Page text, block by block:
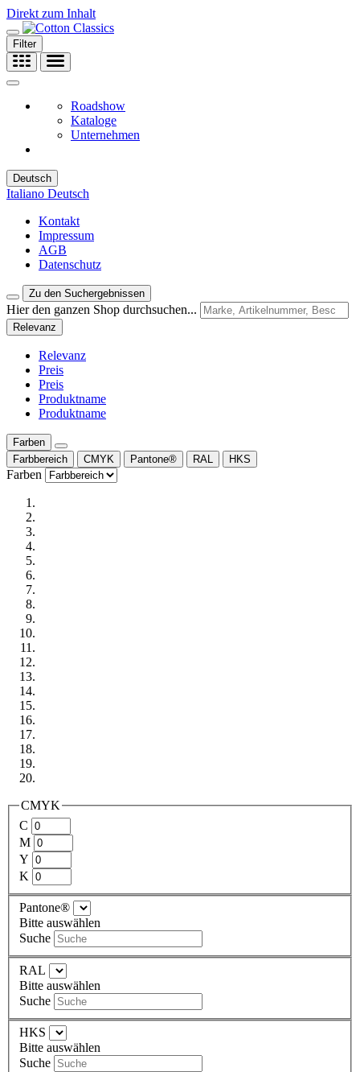
Direkt zum Inhalt
Filter
Roadshow
Kataloge
Unternehmen
Deutsch
Italiano Deutsch
Kontakt
Impressum
AGB
Datenschutz
Zu den Suchergebnissen
Hier den ganzen Shop durchsuchen...
Relevanz
Relevanz
Preis
Preis
Produktname
Produktname
Farben
Farbbereich
CMYK Pantone® RAL HKS
Farben
CMYK
C
M
Y
K
Pantone®
Bitte auswählen
Suche
RAL
Bitte auswählen
Suche
HKS
Bitte auswählen
Suche